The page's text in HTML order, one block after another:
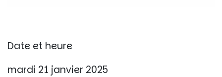
Date et heure
mardi 21 janvier 2025